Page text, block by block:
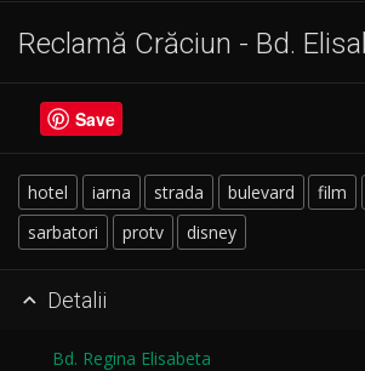
Reclamă Crăciun - Bd.
Save
hotel iarna strada bulevard film
sarbatori
protv disney
 Detalii
Bd. Regina Elisabeta